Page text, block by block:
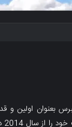
بعنوان اولین